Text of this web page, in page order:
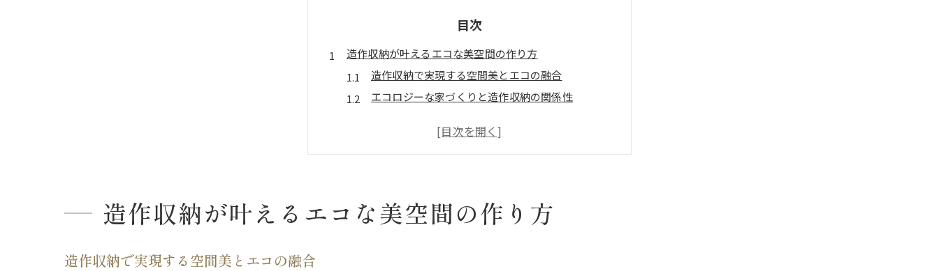
目次
造作収納が叶えるエコな美空間の作り方
造作収納で実現する空間美とエコの融合
エコロジーな家づくりと造作収納の関係性
サステナブル素材を選ぶ造作収納の工夫
造作収納で叶える環境配慮型の収納計画
快適さが続く造作収納のメンテナンステクニック
造作収納が叶えるエコな美空間の作り方
造作収納で実現する空間美とエコの融合